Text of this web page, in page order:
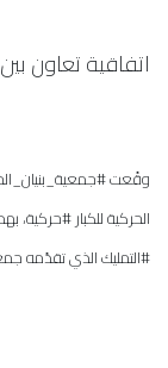
اتفاقية تعاون
وقّعت
الحركية للكبار
#التمليك الذي تقدّمه